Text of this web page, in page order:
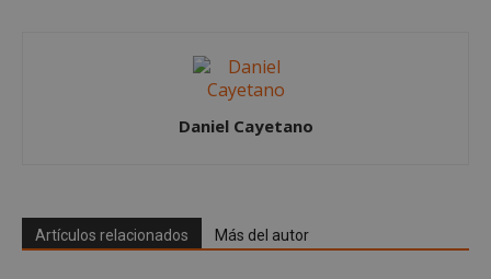
Daniel Cayetano
Artículos relacionados Más del autor
Cookies de funcionalidad
Cookies no clasificadas
Nombre
Proveedor/
Vencimiento